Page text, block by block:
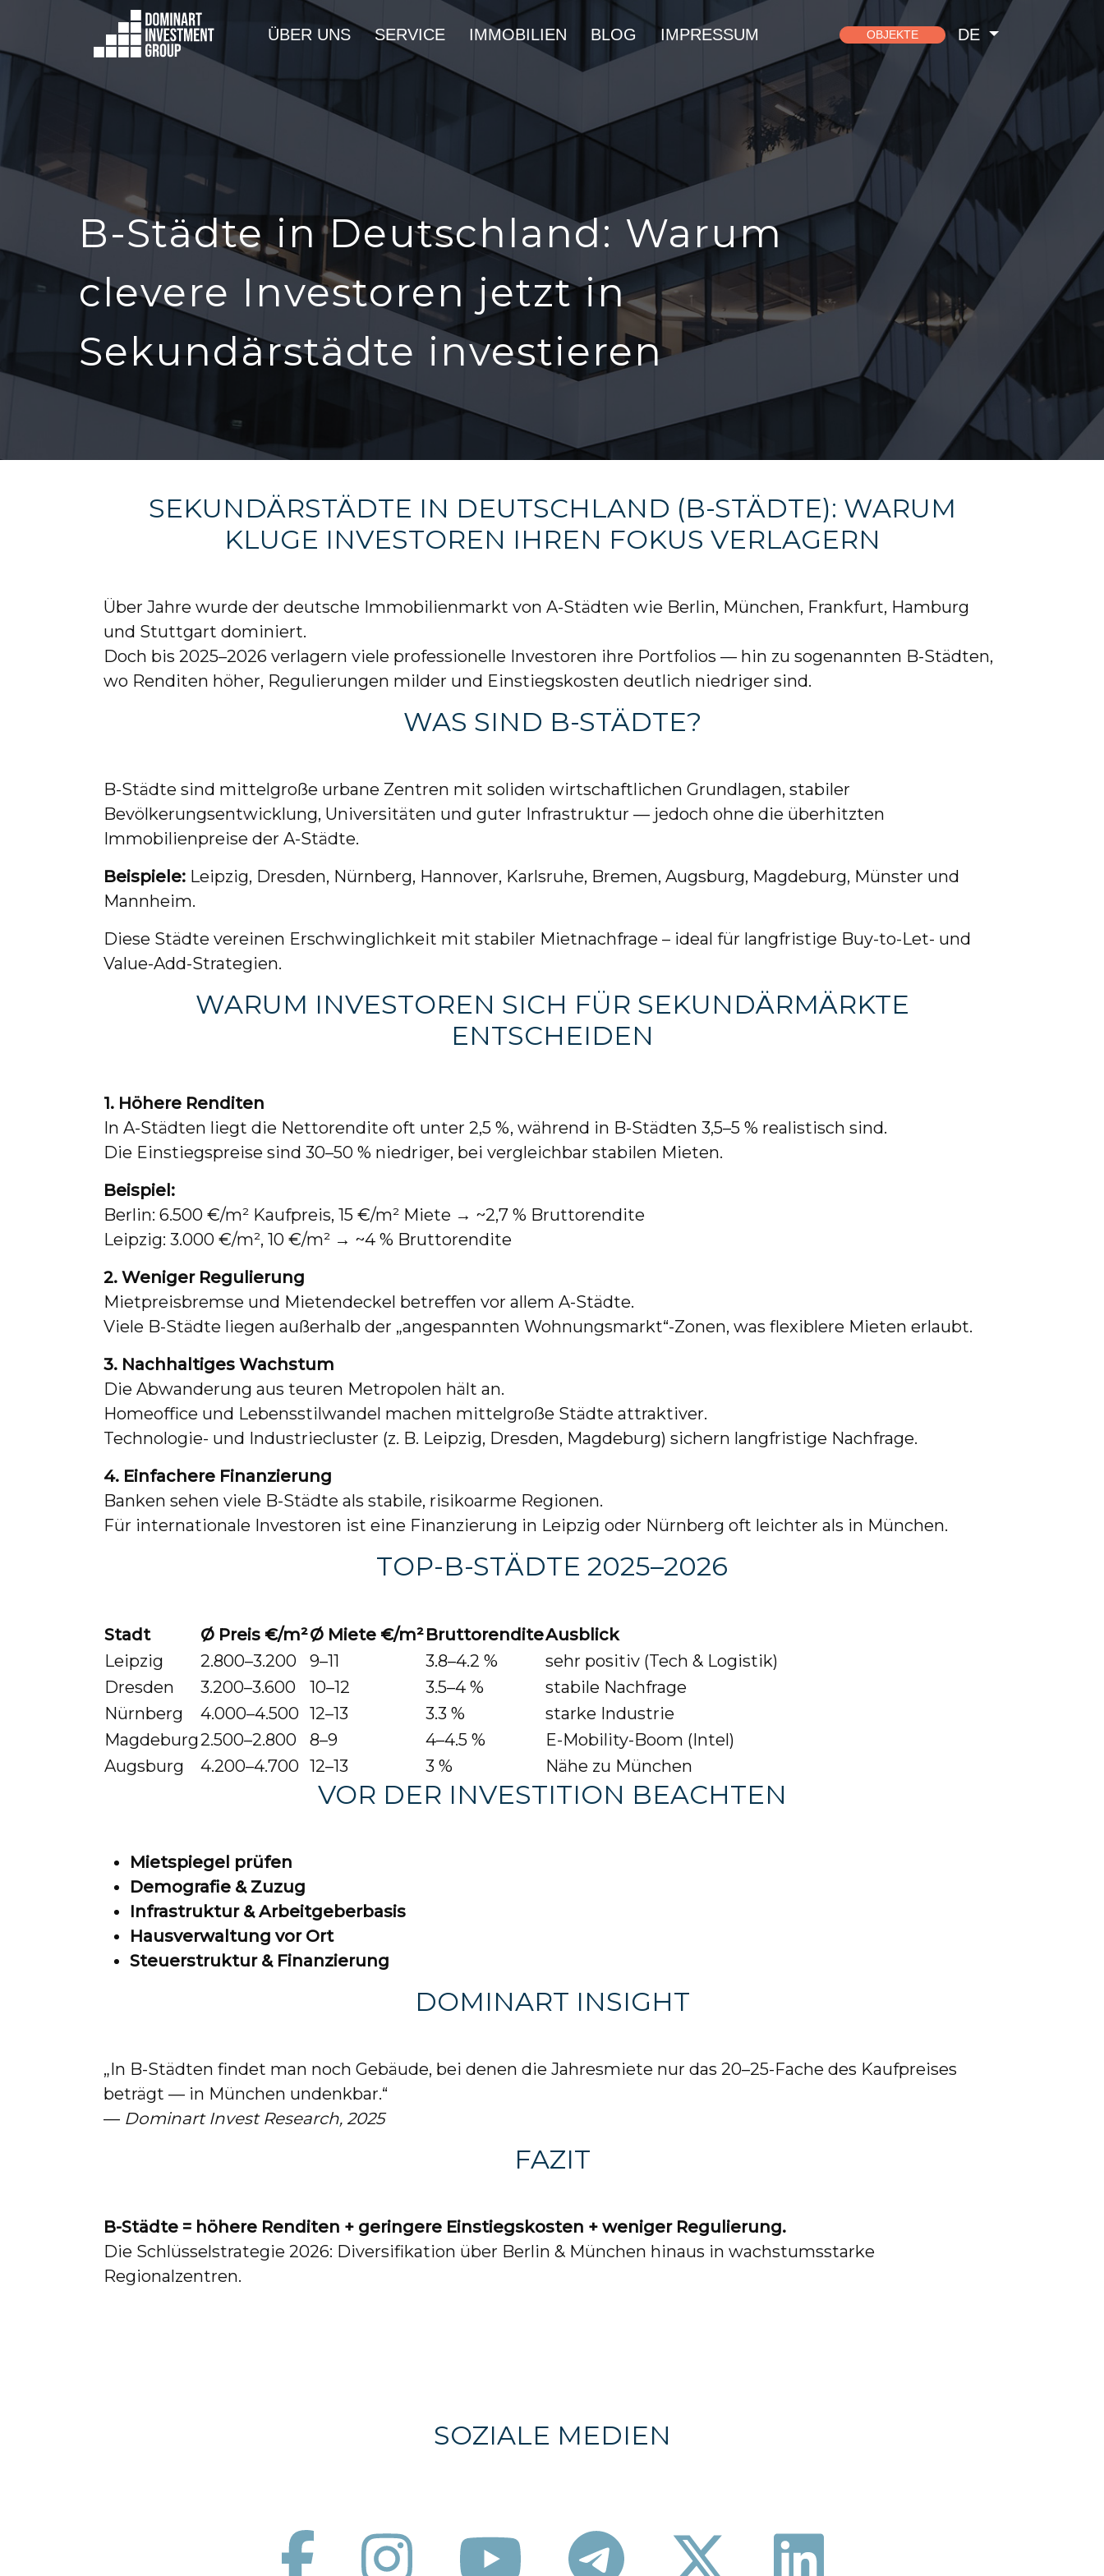
ÜBER UNS SERVICE IMMOBILIEN BLOG IMPRESSUM OBJEKTE DE
B-Städte in Deutschland: Warum
clevere Investoren jetzt in
Sekundärstädte investieren
SEKUNDÄRSTÄDTE IN DEUTSCHLAND (B-STÄDTE): WARUM
KLUGE INVESTOREN IHREN FOKUS VERLAGERN
Über Jahre wurde der deutsche Immobilienmarkt von A-Städten wie Berlin, München, Frankfurt, Hamburg
und Stuttgart dominiert.
Doch bis 2025–2026 verlagern viele professionelle Investoren ihre Portfolios — hin zu sogenannten B-Städten,
wo Renditen höher, Regulierungen milder und Einstiegskosten deutlich niedriger sind.
WAS SIND B-STÄDTE?
B-Städte sind mittelgroße urbane Zentren mit soliden wirtschaftlichen Grundlagen, stabiler
Bevölkerungsentwicklung, Universitäten und guter Infrastruktur — jedoch ohne die überhitzten
Immobilienpreise der A-Städte.
Beispiele: Leipzig, Dresden, Nürnberg, Hannover, Karlsruhe, Bremen, Augsburg, Magdeburg, Münster und
Mannheim.
Diese Städte vereinen Erschwinglichkeit mit stabiler Mietnachfrage – ideal für langfristige Buy-to-Let- und
Value-Add-Strategien.
WARUM INVESTOREN SICH FÜR SEKUNDÄRMÄRKTE
ENTSCHEIDEN
1. Höhere Renditen
In A-Städten liegt die Nettorendite oft unter 2,5 %, während in B-Städten 3,5–5 % realistisch sind.
Die Einstiegspreise sind 30–50 % niedriger, bei vergleichbar stabilen Mieten.
Beispiel:
Berlin: 6.500 €/m² Kaufpreis, 15 €/m² Miete → ~2,7 % Bruttorendite
Leipzig: 3.000 €/m², 10 €/m² → ~4 % Bruttorendite
2. Weniger Regulierung
Mietpreisbremse und Mietendeckel betreffen vor allem A-Städte.
Viele B-Städte liegen außerhalb der „angespannten Wohnungsmarkt“-Zonen, was flexiblere Mieten erlaubt.
3. Nachhaltiges Wachstum
Die Abwanderung aus teuren Metropolen hält an.
Homeoffice und Lebensstilwandel machen mittelgroße Städte attraktiver.
Technologie- und Industriecluster (z. B. Leipzig, Dresden, Magdeburg) sichern langfristige Nachfrage.
4. Einfachere Finanzierung
Banken sehen viele B-Städte als stabile, risikoarme Regionen.
Für internationale Investoren ist eine Finanzierung in Leipzig oder Nürnberg oft leichter als in München.
TOP-B-STÄDTE 2025–2026
Stadt Ø Preis €/m²Ø Miete €/m²BruttorenditeAusblick
Leipzig
2.800–3.200 9–11 3.8–4.2 %
sehr positiv (Tech & Logistik)
Dresden
3.200–3.600 10–12 3.5–4 %
stabile Nachfrage
Nürnberg
4.000–4.500 12–13 3.3 %
starke Industrie
Magdeburg2.500–2.800 8–9 4–4.5 %
E-Mobility-Boom (Intel)
Augsburg
4.200–4.700 12–13 3 % Nähe zu München
VOR DER INVESTITION BEACHTEN
Mietspiegel prüfen
Demografie & Zuzug
Infrastruktur & Arbeitgeberbasis
Hausverwaltung vor Ort
Steuerstruktur & Finanzierung
DOMINART INSIGHT
„In B-Städten findet man noch Gebäude, bei denen die Jahresmiete nur das 20–25-Fache des Kaufpreises
beträgt — in München undenkbar.“
— Dominart Invest Research, 2025
FAZIT
B-Städte = höhere Renditen + geringere Einstiegskosten + weniger Regulierung.
Die Schlüsselstrategie 2026: Diversifikation über Berlin & München hinaus in wachstumsstarke
Regionalzentren.
SOZIALE MEDIEN